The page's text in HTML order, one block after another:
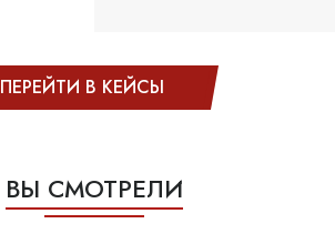
ПЕРЕЙТИ В КЕЙСЫ
ВЫ СМОТРЕЛИ